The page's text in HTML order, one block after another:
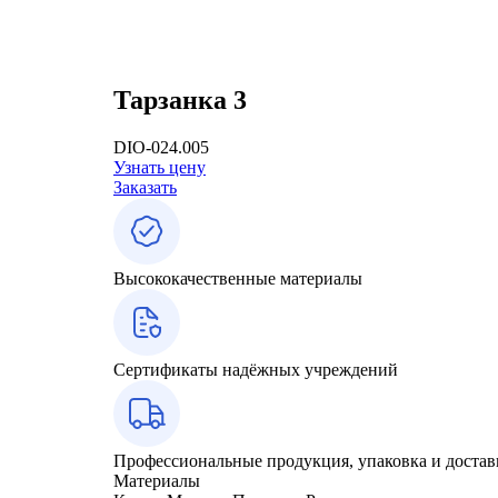
Тарзанка 3
DIO-024.005
Узнать цену
Заказать
Высококачественные материалы
Сертификаты надёжных учреждений
Профессиональные продукция, упаковка и
Материалы